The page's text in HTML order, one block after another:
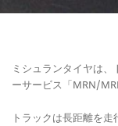
ミシュランタイヤは
ーサービス「MRN/
トラックは長距離を